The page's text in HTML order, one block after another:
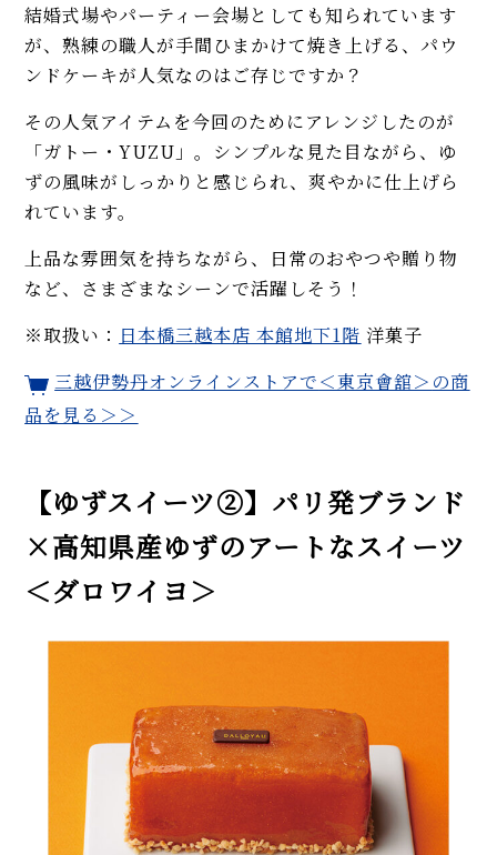
結婚式場やパーティー会場としても知られています
が、熟練の職人が手間ひまかけて焼き上げる、パウ
ンドケーキが人気なのはご存じですか？
その人気アイテムを今回のためにアレンジしたのが
「ガトー・YUZU」。シンプルな見た目ながら、ゆ
ずの風味がしっかりと感じられ、爽やかに仕上げら
れています。
上品な雰囲気を持ちながら、日常のおやつや贈り物
など、さまざまなシーンで活躍しそう！
※取扱い： 日本橋三越本店 本館地下1階 洋菓子
三越伊勢丹オンラインストアで＜東京會舘＞ の商
品を見る＞＞
【ゆずスイーツ②】パリ発ブランド
×高知県産ゆずのアートなスイーツ
＜ダロワイヨ＞